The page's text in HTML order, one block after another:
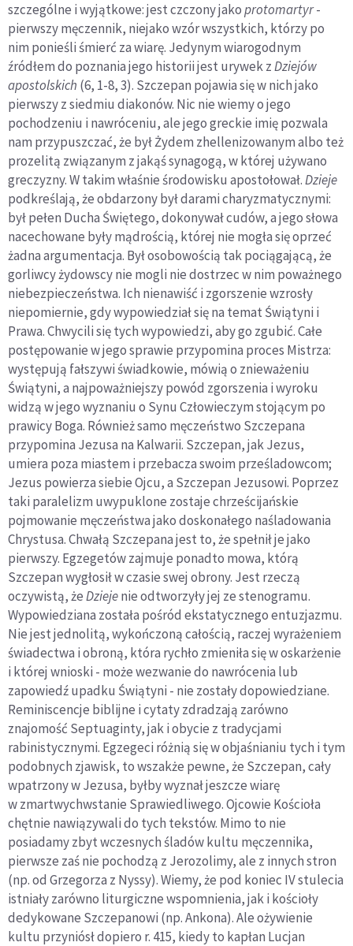
szczególne i wyjątkowe: jest czczony jakoprotomartyr-
pierwszy męczennik, niejako wzór wszystkich, którzy po
nim ponieśli śmierć za wiarę. Jedynym wiarogodnym
źródłem do poznania jego historii jest urywek zDziejów
apostolskich (6, 1-8, 3). Szczepan pojawia się w nich jako
pierwszy z siedmiu diakonów. Nic nie wiemy o jego
pochodzeniu i nawróceniu, ale jego greckie imię pozwala
nam przypuszczać, że był Żydem zhellenizowanym albo też
prozelitą związanym z jakąś synagogą, w której używano
greczyzny. W takim właśnie środowisku apostołował.Dzieje
podkreślają, że obdarzony był darami charyzmatycznymi:
był pełen Ducha Świętego, dokonywał cudów, a jego słowa
nacechowane były mądrością, której nie mogła się oprzeć
żadna argumentacja. Był osobowością tak pociągającą, że
gorliwcy żydowscy nie mogli nie dostrzec w nim poważnego
niebezpieczeństwa. Ich nienawiść i zgorszenie wzrosły
niepomiernie, gdy wypowiedział się na temat Świątyni i
Prawa. Chwycili się tych wypowiedzi, aby go zgubić. Całe
postępowanie w jego sprawie przypomina proces Mistrza:
występują fałszywi świadkowie, mówią o znieważeniu
Świątyni, a najpoważniejszy powód zgorszenia i wyroku
widzą w jego wyznaniu o Synu Człowieczym stojącym po
prawicy Boga. Również samo męczeństwo Szczepana
przypomina Jezusa na Kalwarii. Szczepan, jak Jezus,
umiera poza miastem i przebacza swoim prześladowcom;
Jezus powierza siebie Ojcu, a Szczepan Jezusowi. Poprzez
taki paralelizm uwypuklone zostaje chrześcijańskie
pojmowanie męczeństwa jako doskonałego naśladowania
Chrystusa. Chwałą Szczepana jest to, że spełnił je jako
pierwszy. Egzegetów zajmuje ponadto mowa, którą
Szczepan wygłosił w czasie swej obrony. Jest rzeczą
oczywistą, żeDziejenie odtworzyły jej ze stenogramu.
Wypowiedziana została pośród ekstatycznego entuzjazmu.
Nie jest jednolitą, wykończoną całością, raczej wyrażeniem
świadectwa i obroną, która rychło zmieniła się w oskarżenie
i której wnioski - może wezwanie do nawrócenia lub
zapowiedź upadku Świątyni - nie zostały dopowiedziane.
Reminiscencje biblijne i cytaty zdradzają zarówno
znajomość Septuaginty, jak i obycie z tradycjami
rabinistycznymi. Egzegeci różnią się w objaśnianiu tych i tym
podobnych zjawisk, to wszakże pewne, że Szczepan, cały
wpatrzony w Jezusa, byłby wyznał jeszcze wiarę
w zmartwychwstanie Sprawiedliwego. Ojcowie Kościoła
chętnie nawiązywali do tych tekstów. Mimo to nie
posiadamy zbyt wczesnych śladów kultu męczennika,
pierwsze zaś nie pochodzą z Jerozolimy, ale z innych stron
(np. od Grzegorza z Nyssy). Wiemy, że pod koniec IV stulecia
istniały zarówno liturgiczne wspomnienia, jak i kościoły
dedykowane Szczepanowi (np. Ankona). Ale ożywienie
kultu przyniósł dopiero r. 415, kiedy to kapłan Lucjan